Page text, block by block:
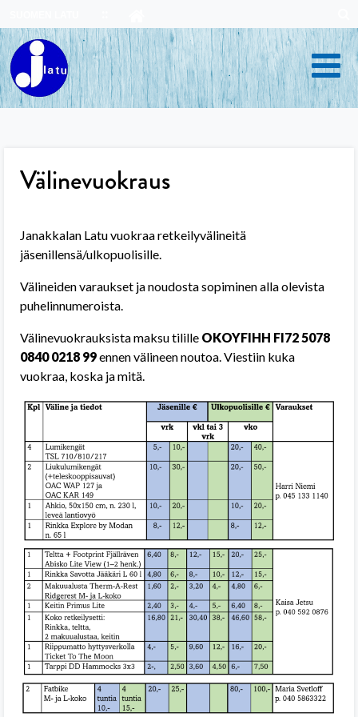
to
content
Välinevuokraus
Janakkalan Latu vuokraa retkeilyvälineitä
jäsenillensä/ulkopuolisille.
Välineiden varaukset ja noudosta sopiminen alla olevista
puhelinnumeroista.
Välinevuokrauksista maksu tilille OKOYFIHH FI72 5078
0840 0218 99ennen välineen noutoa. Viestiin kuka
vuokraa, koska ja mitä.